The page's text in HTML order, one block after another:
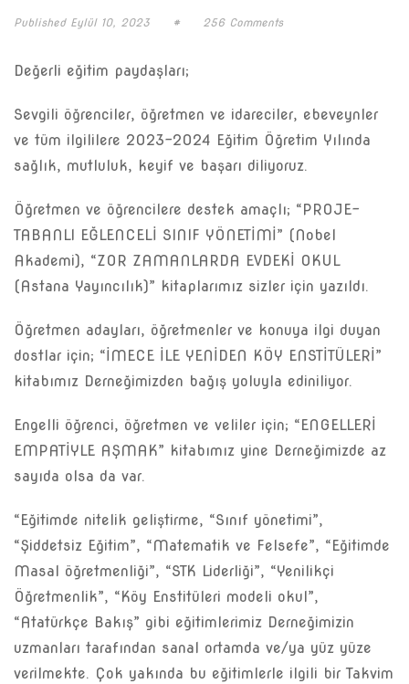
ENGLISH
Published Eylül 10, 2023 # 256 Comments
Değerli eğitim paydaşları;
Sevgili öğrenciler, öğretmen ve idareciler, ebeveynler
ve tüm ilgililere 2023-2024 Eğitim Öğretim Yılında
sağlık, mutluluk, keyif ve başarı diliyoruz.
Öğretmen ve öğrencilere destek amaçlı; “PROJE-
TABANLI EĞLENCELİ SINIF YÖNETİMİ” (Nobel
Akademi), “ZOR ZAMANLARDA EVDEKİ OKUL
(Astana Yayıncılık)” kitaplarımız sizler için yazıldı.
Öğretmen adayları, öğretmenler ve konuya ilgi duyan
dostlar için; “İMECE İLE YENİDEN KÖY ENSTİTÜLERİ”
kitabımız Derneğimizden bağış yoluyla ediniliyor.
Engelli öğrenci, öğretmen ve veliler için; “ENGELLERİ
EMPATİYLE AŞMAK” kitabımız yine Derneğimizde az
sayıda olsa da var.
“Eğitimde nitelik geliştirme, “Sınıf yönetimi”,
“Şiddetsiz Eğitim”, “Matematik ve Felsefe”, “Eğitimde
Masal öğretmenliği”, “STK Liderliği”, “Yenilikçi
Öğretmenlik”, “Köy Enstitüleri modeli okul”,
“Atatürkçe Bakış” gibi eğitimlerimiz Derneğimizin
uzmanları tarafından sanal ortamda ve/ya yüz yüze
verilmekte. Çok yakında bu eğitimlerle ilgili bir Takvim